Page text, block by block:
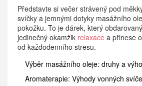
Představte si večer strávený pod
svíčky a jemnými dotyky masážního
pokožku. To je dárek, který
jedinečný okamžik relaxace a přinese
od každodenního stresu.
Výběr masážního oleje: druhy a
Aromaterapie: Výhody vonných